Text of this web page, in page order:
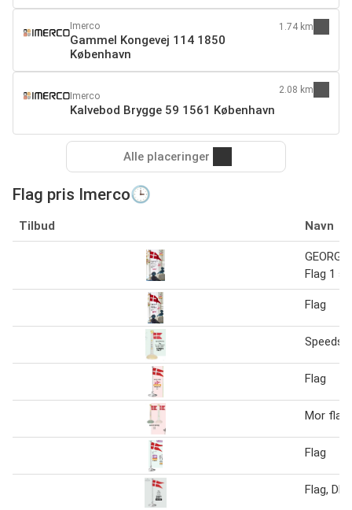
Imerco
Gammel Kongevej 114 1850
København
1.74 km
Imerco
Kalvebod Brygge 59 1561 København
2.08 km
Alle placeringer
Flag pris Imerco🕒
Tilbud Navn
GEORG
Flag 1
Flag
Flag
Mor flag
Flag
Flag,